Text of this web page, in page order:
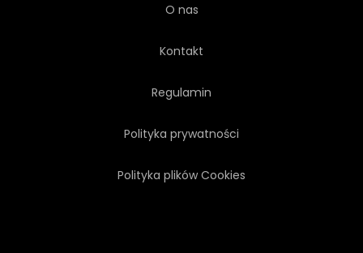
O nas
Kontakt
Regulamin
Polityka prywatności
Polityka plików Cookies